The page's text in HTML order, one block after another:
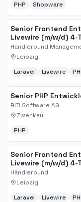
PHP
Shopware
Senior Frontend
Livewire (m/w/d) 4-
Händlerbund
Leipzig
Laravel Livewire
Senior PHP
RIB Software AG
Zwenkau
PHP
Senior Frontend
Livewire (m/w/d) 4-
Händlerbund
Leipzig
Laravel Livewire